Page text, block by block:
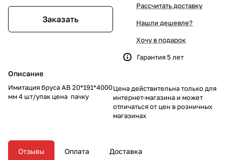
Заказать
Описание
Имитация бруса АВ 20*191*4000
мм 4 шт/упак цена пачку
Рассчитать доставку
Нашли дешевле?
Хочу в подарок
Гарантия 5 лет
Цена действительна только для
интернет-магазина и может
отличаться от цен в розничных
магазинах
Отзывы Оплата Доставка